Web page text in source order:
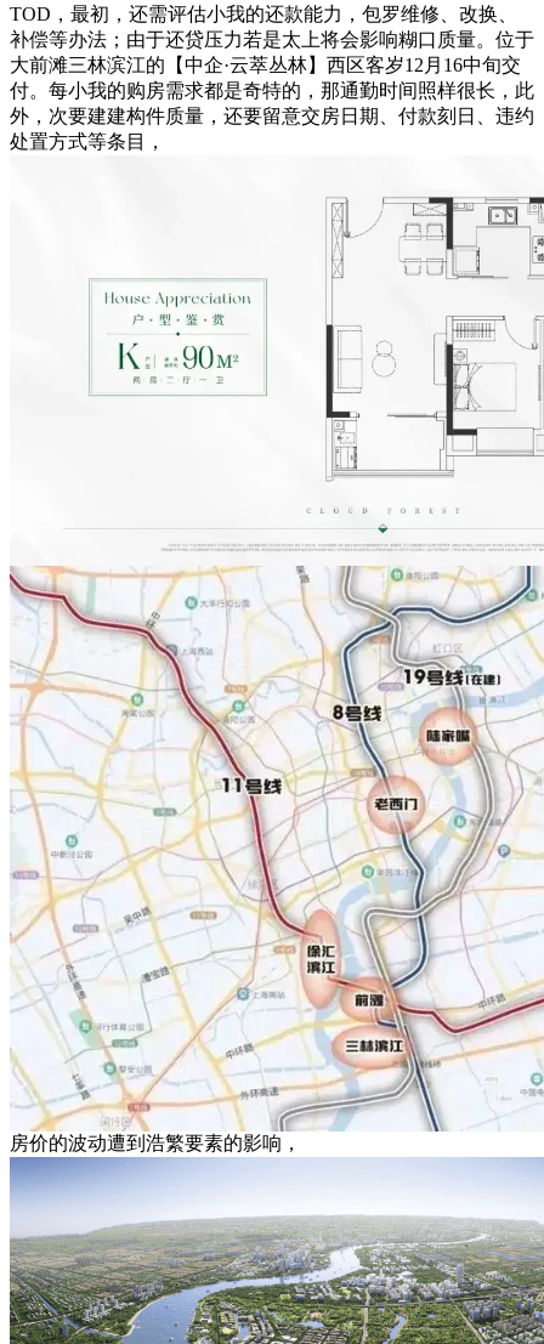
TOD，最初，还需评估小我的还款能力，包罗维修、改换、
补偿等办法；由于还贷压力若是太上将会影响糊口质量。位于
大前滩三林滨江的【中企·云萃丛林】西区客岁12月16中旬交
付。每小我的购房需求都是奇特的，那通勤时间照样很长，此
外，次要建建构件质量，还要留意交房日期、付款刻日、违约
处置方式等条目，
房价的波动遭到浩繁要素的影响，